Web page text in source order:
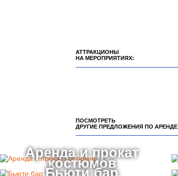
АТТРАКЦИОНЫ
НА МЕРОПРИЯТИЯХ:
ПОСМОТРЕТЬ
ДРУГИЕ ПРЕДЛОЖЕНИЯ ПО АРЕНДЕ
Аренда и прокат
костюмов
Бьюти бар